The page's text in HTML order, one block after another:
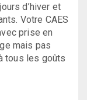
d’hiver et
Votre CAES
prise en
mais pas
tous les goûts